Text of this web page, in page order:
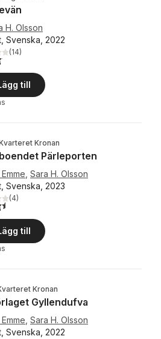
H. Olsson
Svenska, 2022
stjärnor. Totalt antal röster:
(14)
till
Kronan
Pärleporten
Sara H. Olsson
Svenska, 2023
5 stjärnor. Totalt antal röster:
(4)
till
Kronan
Gyllendufva
Sara H. Olsson
Svenska, 2022